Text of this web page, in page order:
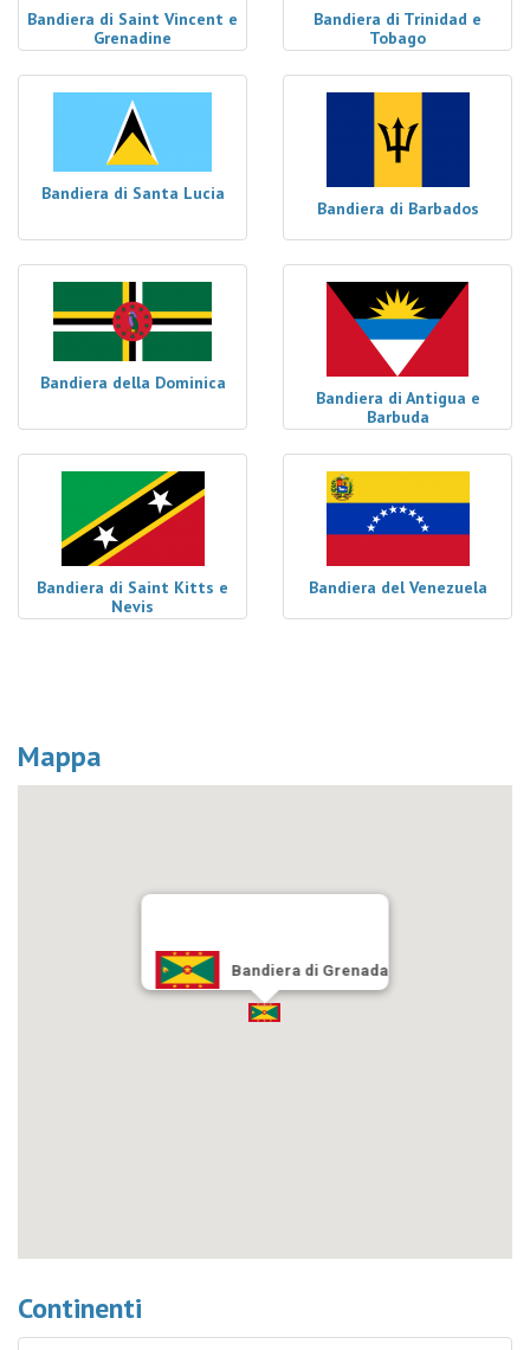
Bandiera di Saint Vincent e
Grenadine
Bandiera di Trinidad e
Tobago
Bandiera di Santa Lucia
Bandiera di Barbados
Bandiera della Dominica
Bandiera di Antigua e
Barbuda
Bandiera di Saint Kitts e
Nevis
Bandiera del Venezuela
Mappa
Bandiera di Grenada
Continenti